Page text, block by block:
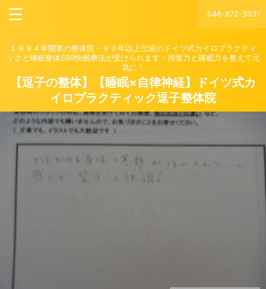
046-872-3831
１９９４年開業の整体院・９０年以上伝統のドイツ式カイロプラクティ
ックと睡眠整体SBR快眠療法が受けられます・回復力と睡眠力を整えて元
気に！
【逗子の整体】【睡眠×自律神経】ドイツ式カ
イロプラクティック逗子整体院